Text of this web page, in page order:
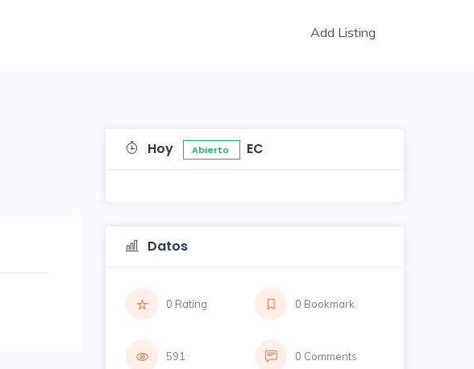
Add Listing
Hoy Abierto EC
Datos
0 Rating 0 Bookmark
591 0 Comments